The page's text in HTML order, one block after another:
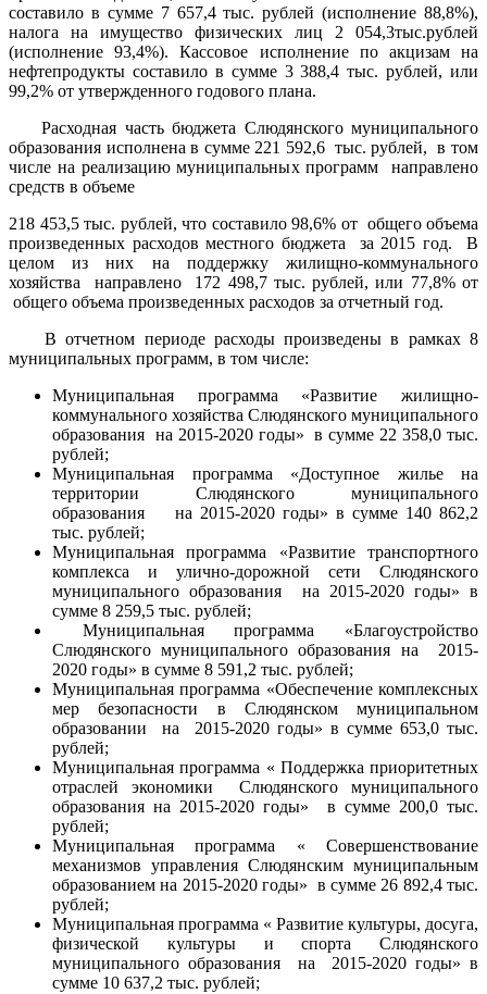
составило в сумме 7 657,4 тыс. рублей (исполнение 88,8%),
налога на имущество физических лиц 2 054,3тыс.рублей
(исполнение 93,4%). Кассовое исполнение по акцизам на
нефтепродукты составило в сумме 3 388,4 тыс. рублей, или
99,2% от утвержденного годового плана.
Расходная часть бюджета Слюдянского муниципального
образования исполнена в сумме 221 592,6 тыс. рублей, в том
числе на реализацию муниципальных программ направлено
средств в объеме
218 453,5 тыс. рублей, что составило 98,6% от общего объема
произведенных расходов местного бюджета за 2015 год. В
целом из них на поддержку жилищно-коммунального
хозяйства направлено 172 498,7 тыс. рублей, или 77,8% от
общего объема произведенных расходов за отчетный год.
В отчетном периоде расходы произведены в рамках 8
муниципальных программ, в том числе:
Муниципальная программа «Развитие жилищно-
коммунального хозяйства Слюдянского муниципального
образования на 2015-2020 годы» в сумме 22 358,0 тыс.
рублей;
Муниципальная программа «Доступное жилье на
территории Слюдянского муниципального
образования на 2015-2020 годы» в сумме 140 862,2
тыс. рублей;
Муниципальная программа «Развитие транспортного
комплекса и улично-дорожной сети Слюдянского
муниципального образования на 2015-2020 годы» в
сумме 8 259,5 тыс. рублей;
Муниципальная программа «Благоустройство
Слюдянского муниципального образования на 2015-
2020 годы» в сумме 8 591,2 тыс. рублей;
Муниципальная программа «Обеспечение комплексных
мер безопасности в Слюдянском муниципальном
образовании на 2015-2020 годы» в сумме 653,0 тыс.
рублей;
Муниципальная программа « Поддержка приоритетных
отраслей экономики Слюдянского муниципального
образования на 2015-2020 годы» в сумме 200,0 тыс.
рублей;
Муниципальная программа « Совершенствование
механизмов управления Слюдянским муниципальным
образованием на 2015-2020 годы» в сумме 26 892,4 тыс.
рублей;
Муниципальная программа « Развитие культуры, досуга,
физической культуры и спорта Слюдянского
муниципального образования на 2015-2020 годы» в
сумме 10 637,2 тыс. рублей;